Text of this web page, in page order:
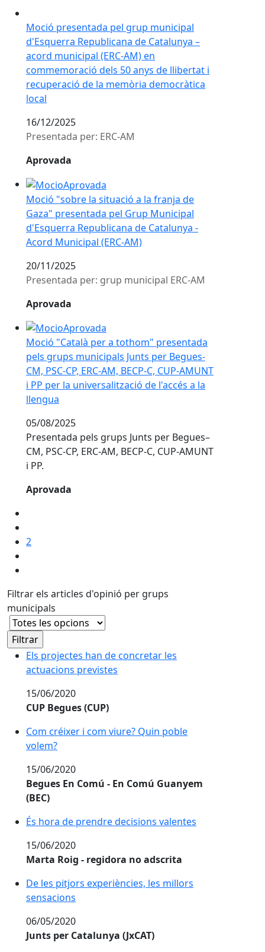
Moció presentada pel grup municipal
d'Esquerra Republicana de Catalunya –
acord municipal (ERC-AM) en
commemoració dels 50 anys de llibertat i
recuperació de la memòria democràtica
local
16/12/2025
Presentada per: ERC-AM
Aprovada
Moció "sobre la situació a la franja de Gaza"
Moció "sobre la situació a la franja de
Gaza" presentada pel Grup Municipal
d'Esquerra Republicana de Catalunya -
Acord Municipal (ERC-AM)
20/11/2025
Presentada per: grup municipal ERC-AM
Aprovada
Moció "Català per a tothom" presentada pels grups
Moció "Català per a tothom" presentada
pels grups municipals Junts per Begues-
CM, PSC-CP, ERC-AM, BECP-C, CUP-AMUNT
i PP per la universalització de l'accés a la
llengua
05/08/2025
Presentada pels grups Junts per Begues–
CM, PSC-CP, ERC-AM, BECP-C, CUP-AMUNT
i PP.
Aprovada
2
Filtrar els articles d'opinió per grups
municipals
Els projectes han de concretar les
actuacions previstes
15/06/2020
CUP Begues (CUP)
Com créixer i com viure? Quin poble
volem?
15/06/2020
Begues En Comú - En Comú Guanyem
(BEC)
És hora de prendre decisions valentes
15/06/2020
Marta Roig - regidora no adscrita
De les pitjors experiències, les millors
sensacions
06/05/2020
Junts per Catalunya (JxCAT)